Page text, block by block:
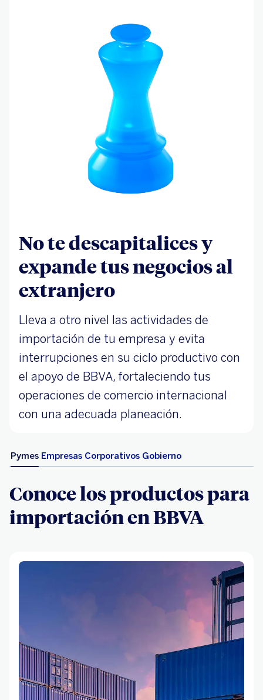
No te descapitalices y
expande tus negocios al
extranjero
Lleva a otro nivel las actividades de
importación de tu empresa y evita
interrupciones en su ciclo productivo con
el apoyo de BBVA, fortaleciendo tus
operaciones de comercio internacional
con una adecuada planeación.
Pymes Empresas Corporativos Gobierno
Conoce los productos para
importación en BBVA